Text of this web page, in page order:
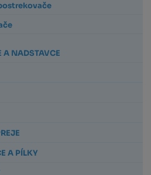
A NADSTAVCE
A PÍLKY